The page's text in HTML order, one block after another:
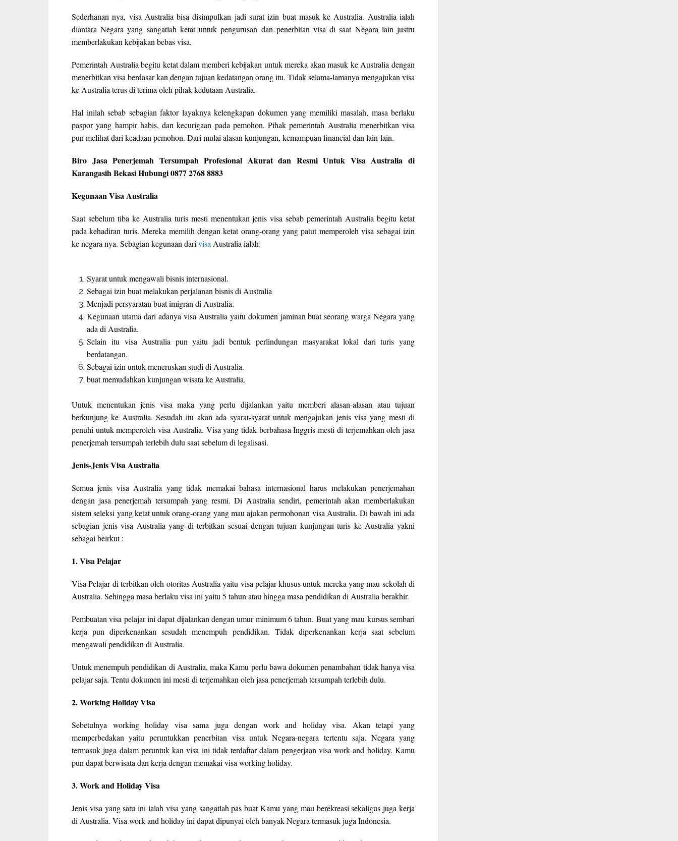
Sederhanan nya, visa Australia bisa disimpulkan jadi surat izin buat masuk ke Australia. Australia ialah
diantara Negara yang sangatlah ketat untuk pengurusan dan penerbitan visa di saat Negara lain justru
memberlakukan kebijakan bebas visa.
Pemerintah Australia begitu ketat dalam memberi kebijakan untuk mereka akan masuk ke Australia dengan
menerbitkan visa berdasar kan dengan tujuan kedatangan orang itu. Tidak selama-lamanya mengajukan visa
ke Australia terus di terima oleh pihak kedutaan Australia.
Hal inilah sebab sebagian faktor layaknya kelengkapan dokumen yang memiliki masalah, masa berlaku
paspor yang hampir habis, dan kecurigaan pada pemohon. Pihak pemerintah Australia menerbitkan visa
pun melihat dari keadaan pemohon. Dari mulai alasan kunjungan, kemampuan financial dan lain-lain.
Biro Jasa Penerjemah Tersumpah Profesional Akurat dan Resmi Untuk Visa Australia di
Karangasih Bekasi Hubungi 0877 2768 8883
Kegunaan Visa Australia
Saat sebelum tiba ke Australia turis mesti menentukan jenis visa sebab pemerintah Australia begitu ketat
pada kehadiran turis. Mereka memilih dengan ketat orang-orang yang patut memperoleh visa sebagai izin
ke negara nya. Sebagian kegunaan dari visa Australia ialah:
Syarat untuk mengawali bisnis internasional.
Sebagai izin buat melakukan perjalanan bisnis di Australia
Menjadi persyaratan buat imigran di Australia.
Kegunaan utama dari adanya visa Australia yaitu dokumen jaminan buat seorang warga Negara yang
ada di Australia.
Selain itu visa Australia pun yaitu jadi bentuk perlindungan masyarakat lokal dari turis yang
berdatangan.
Sebagai izin untuk meneruskan studi di Australia.
buat memudahkan kunjungan wisata ke Australia.
Untuk menentukan jenis visa maka yang perlu dijalankan yaitu memberi alasan-alasan atau tujuan
berkunjung ke Australia. Sesudah itu akan ada syarat-syarat untuk mengajukan jenis visa yang mesti di
penuhi untuk memperoleh visa Australia. Visa yang tidak berbahasa Inggris mesti di terjemahkan oleh jasa
penerjemah tersumpah terlebih dulu saat sebelum di legalisasi.
Jenis-Jenis Visa Australia
Semua jenis visa Australia yang tidak memakai bahasa internasional harus melakukan penerjemahan
dengan jasa penerjemah tersumpah yang resmi. Di Australia sendiri, pemerintah akan memberlakukan
sistem seleksi yang ketat untuk orang-orang yang mau ajukan permohonan visa Australia. Di bawah ini ada
sebagian jenis visa Australia yang di terbitkan sesuai dengan tujuan kunjungan turis ke Australia yakni
sebagai beirkut :
1. Visa Pelajar
Visa Pelajar di terbitkan oleh otoritas Australia yaitu visa pelajar khusus untuk mereka yang mau sekolah di
Australia. Sehingga masa berlaku visa ini yaitu 5 tahun atau hingga masa pendidikan di Australia berakhir.
Pembuatan visa pelajar ini dapat dijalankan dengan umur minimum 6 tahun. Buat yang mau kursus sembari
kerja pun diperkenankan sesudah menempuh pendidikan. Tidak diperkenankan kerja saat sebelum
mengawali pendidikan di Australia.
Untuk menempuh pendidikan di Australia, maka Kamu perlu bawa dokumen penambahan tidak hanya visa
pelajar saja. Tentu dokumen ini mesti di terjemahkan oleh jasa penerjemah tersumpah terlebih dulu.
2. Working Holiday Visa
Sebetulnya working holiday visa sama juga dengan work and holiday visa. Akan tetapi yang
memperbedakan yaitu peruntukkan penerbitan visa untuk Negara-negara tertentu saja. Negara yang
termasuk juga dalam peruntuk kan visa ini tidak terdaftar dalam pengerjaan visa work and holiday. Kamu
pun dapat berwisata dan kerja dengan memakai visa working holiday.
3. Work and Holiday Visa
Jenis visa yang satu ini ialah visa yang sangatlah pas buat Kamu yang mau berekreasi sekaligus juga kerja
di Australia. Visa work and holiday ini dapat dipunyai oleh banyak Negara termasuk juga Indonesia.